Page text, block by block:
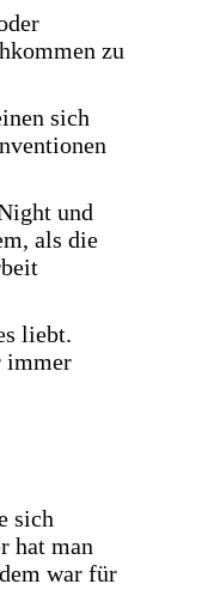
zu
sich
und
als die
liebt.
immer
sich
hat man
war für